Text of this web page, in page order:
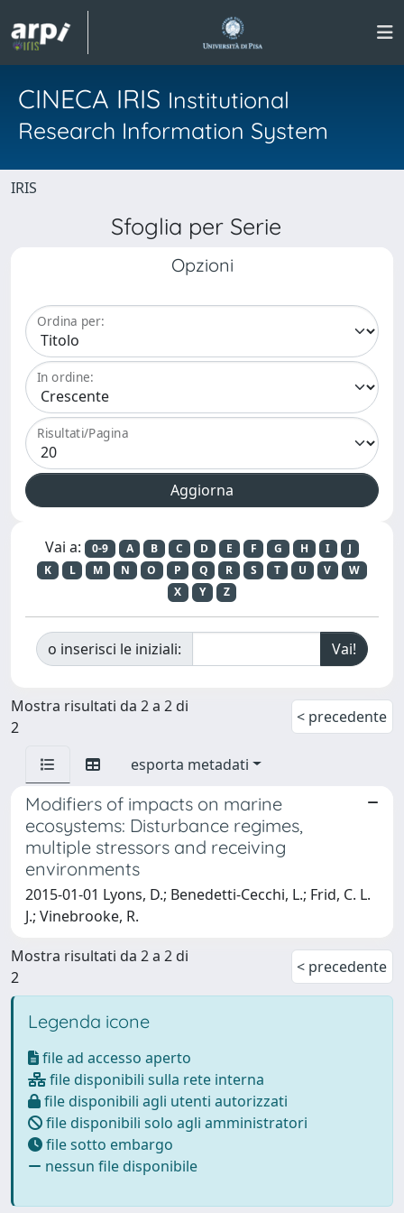
CINECA IRIS Institutional
Research Information System
IRIS
Sfoglia per Serie
Opzioni
Ordina per:
In ordine:
Risultati/Pagina
Vai a: 0-9 A B C D E F G H I
J
K
L M N O P Q R S T U V
W
X
Y Z
o inserisci le iniziali:
Mostra risultati da 2 a 2 di
2
< precedente
esporta metadati
Modifiers of impacts on marine
ecosystems: Disturbance regimes,
multiple stressors and receiving
environments
2015-01-01 Lyons, D.; Benedetti-Cecchi, L.; Frid, C. L.
J.; Vinebrooke, R.
Mostra risultati da 2 a 2 di
2
< precedente
Legenda icone
file ad accesso aperto
file disponibili sulla rete interna
file disponibili agli utenti autorizzati
file disponibili solo agli amministratori
file sotto embargo
nessun file disponibile